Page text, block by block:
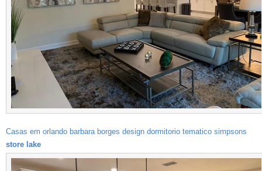
Casas em orlando barbara borges design dormitorio tematico simpsons
store lake